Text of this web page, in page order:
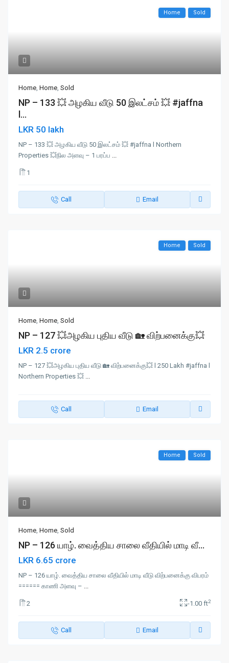
Home Sold
Home,Home,Sold
NP – 133 💥 அழகிய வீடு 50 இலட்சம் 💥 #jaffna
l...
LKR 50 lakh
NP – 133 💥 அழகிய வீடு 50 இலட்சம் 💥 #jaffna l Northern
Properties 💥நில அளவு – 1 பரப்ப ...
1
Call Email
Home Sold
Home,Home,Sold
NP – 127 💥அழகிய புதிய வீடு 🏡 விற்பனைக்கு💥
LKR 2.5 crore
NP – 127 💥அழகிய புதிய வீடு 🏡 விற்பனைக்கு💥 l 250 Lakh #jaffna l
Northern Properties 💥 ...
Call Email
Home Sold
Home,Home,Sold
NP – 126 யாழ். வைத்திய சாலை வீதியில் மாடி வீ...
LKR 6.65 crore
NP – 126 யாழ். வைத்திய சாலை வீதியில் மாடி வீடு விற்பனைக்கு விபரம்
====== காணி அளவு – ...
2 -1.00 ft2
Call Email